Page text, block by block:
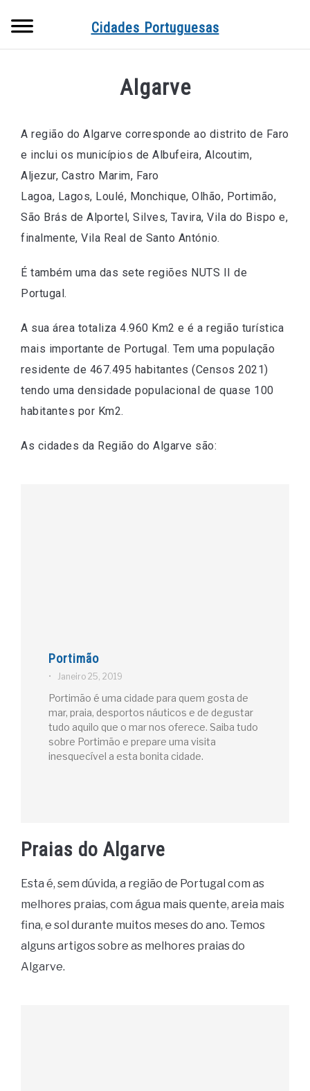
Cidades Portuguesas
Algarve
A região do Algarve corresponde ao distrito de Faro
e inclui os municípios de Albufeira, Alcoutim,
Aljezur, Castro Marim, Faro
Lagoa, Lagos, Loulé, Monchique, Olhão, Portimão,
São Brás de Alportel, Silves, Tavira, Vila do Bispo e,
finalmente, Vila Real de Santo António.
É também uma das sete regiões NUTS II de
Portugal.
A sua área totaliza 4.960 Km2 e é a região turística
mais importante de Portugal. Tem uma população
residente de 467.495 habitantes (Censos 2021)
tendo uma densidade populacional de quase 100
habitantes por Km2.
As cidades da Região do Algarve são:
Portimão
• Janeiro 25, 2019
Portimão é uma cidade para quem gosta de
mar, praia, desportos náuticos e de degustar
tudo aquilo que o mar nos oferece. Saiba tudo
sobre Portimão e prepare uma visita
inesquecível a esta bonita cidade.
Praias do Algarve
Esta é, sem dúvida, a região de Portugal com as
melhores praias, com água mais quente, areia mais
fina, e sol durante muitos meses do ano. Temos
alguns artigos sobre as melhores praias do
Algarve.